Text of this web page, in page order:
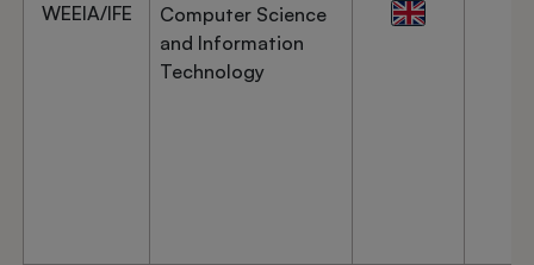
WEEIA/IFE
Computer Science
and Information
Technology